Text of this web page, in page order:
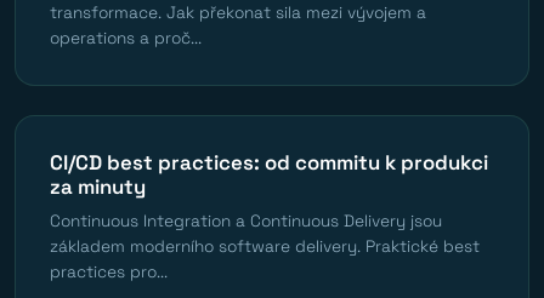
transformace. Jak překonat sila mezi vývojem a
operations a proč...
CI/CD best practices: od commitu k produkci
za minuty
Continuous Integration a Continuous Delivery jsou
základem moderního software delivery. Praktické best
practices pro...